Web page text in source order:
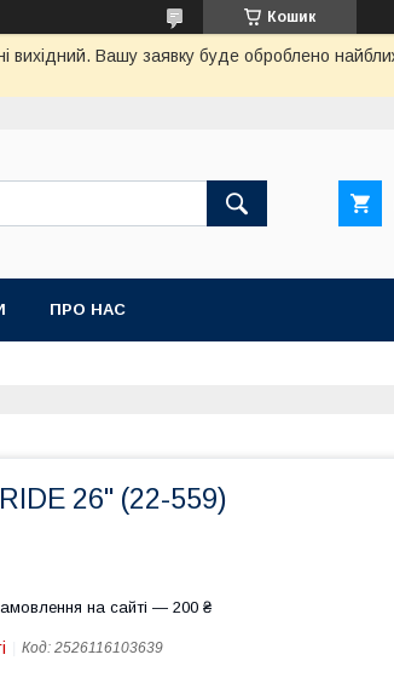
Кошик
вихідний. Вашу заявку буде оброблено
ПРО НАС
26" (22-559)
на сайті — 200 ₴
Код: 2526116103639